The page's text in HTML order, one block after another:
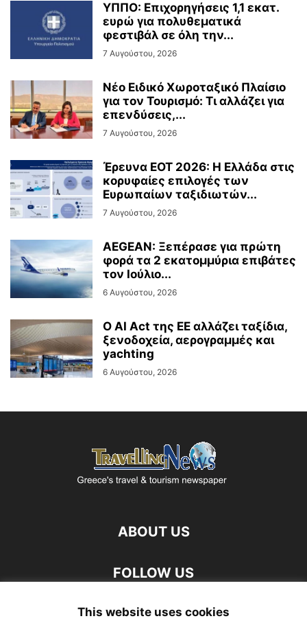
ΥΠΠΟ: Επιχορηγήσεις 1,1 εκατ.
ευρώ για πολυθεματικά
φεστιβάλ σε όλη την...
7 Αυγούστου, 2026
Νέο Ειδικό Χωροταξικό Πλαίσιο
για τον Τουρισμό: Τι αλλάζει για
επενδύσεις,...
7 Αυγούστου, 2026
Έρευνα ΕΟΤ 2026: Η Ελλάδα στις
κορυφαίες επιλογές των
Ευρωπαίων ταξιδιωτών...
7 Αυγούστου, 2026
AEGEAN: Ξεπέρασε για πρώτη
φορά τα 2 εκατομμύρια επιβάτες
τον Ιούλιο...
6 Αυγούστου, 2026
Ο AI Act της ΕΕ αλλάζει ταξίδια,
ξενοδοχεία, αερογραμμές και
yachting
6 Αυγούστου, 2026
ABOUT US
FOLLOW US
This website uses cookies